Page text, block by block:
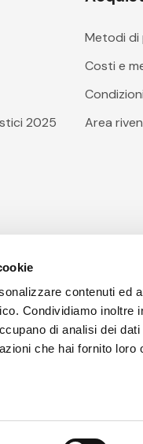
contenuti ed
Condividiamo
di analisi dei
che hai fornito
2025
Metodi di
Costi e
Area
Codice
l © Copyright